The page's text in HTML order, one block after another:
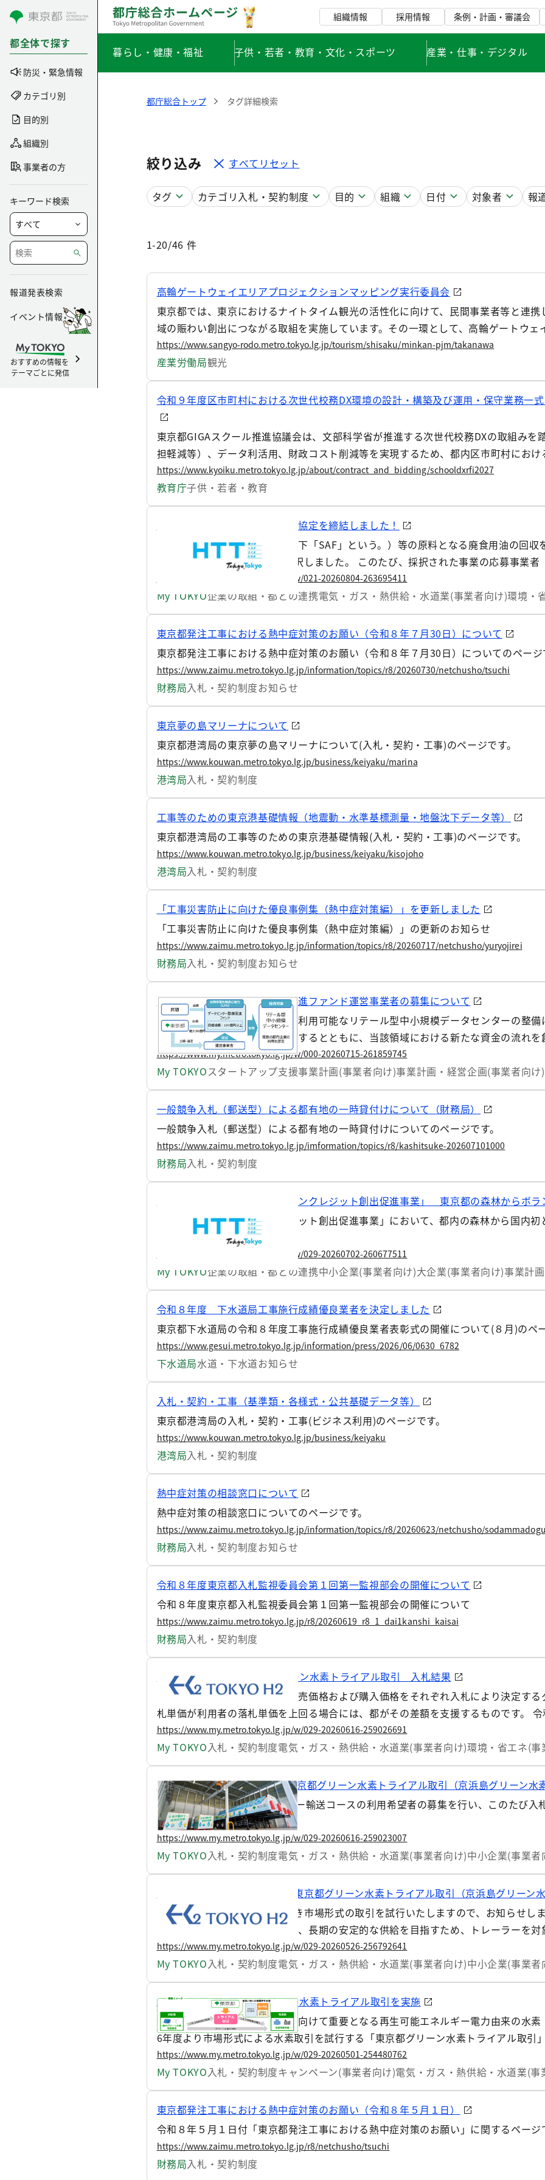
コンテンツにスキップ
都全体で探す
防災・緊急情報
カテゴリ別
目的別
組織別
事業者の方
キーワード検索
報道発表検索
イベント情報
おすすめの情報を
テーマごとに発信
組織情報 採用情報 条例・計画・審議会
暮らし・健康・福祉 子供・若者・教育・文化・スポーツ 産業・仕事・デジタル
都庁総合トップ タグ詳細検索
絞り込み すべてリセット
タグ カテゴリ 入札・契約制度 目的 組織 日付 対象者 報
1-20/46 件
高輪ゲートウェイエリアプロジェクションマッピング実行委員会
東京都では、東京におけるナイトタイム観光の活性化に向けて、民間事業者等と連
域の賑わい創出につながる取組を実施しています。その一環として、高輪ゲートウ
グのイベントを開催します。
https://www.sangyo-rodo.metro.tokyo.lg.jp/tourism/shisaku/minkan-pjm/takanawa
産業労働局観光
令和９年度区市町村における次世代校務DX環境の設計・構築及び運用・保守業務一
東京都GIGAスクール推進協議会は、文部科学省が推進する次世代校務DXの取組み
担軽減等）、データ利活用、財政コスト削減等を実現するため、都内区市町村にお
（RFI）を実施します。
https://www.kyoiku.metro.tokyo.lg.jp/about/contract_and_bidding/schooldxrfi2027
教育庁子供・若者・教育
廃食用油回収促進に係る事業の協定を締結しました！
都は、持続可能な航空燃料（以下「SAF」という。）等の原料となる廃食用油の回
業提案」を公募し、2事業を採択しました。 このたび、採択された事業の応募事業
したのでお知らせします。
https://www.my.metro.tokyo.lg.jp/w/021-20260804-263695411
My TOKYO企業の取組・都との連携電気・ガス・熱供給・水道業(事業者向け)環境・
東京都発注工事における熱中症対策のお願い（令和８年７月30日）について
東京都発注工事における熱中症対策のお願い（令和８年７月30日）についてのページ
https://www.zaimu.metro.tokyo.lg.jp/information/topics/r8/20260730/netchusho/tsuchi
財務局入札・契約制度お知らせ
東京夢の島マリーナについて
東京都港湾局の東京夢の島マリーナについて(入札・契約・工事)のページです。
https://www.kouwan.metro.tokyo.lg.jp/business/keiyaku/marina
港湾局入札・契約制度
工事等のための東京港基礎情報（地震動・水準基標測量・地盤沈下データ等）
東京都港湾局の工事等のための東京港基礎情報(入札・契約・工事)のページです。
https://www.kouwan.metro.tokyo.lg.jp/business/keiyaku/kisojoho
港湾局入札・契約制度
「工事災害防止に向けた優良事例集（熱中症対策編）」を更新しました
「工事災害防止に向けた優良事例集（熱中症対策編）」の更新のお知らせ
https://www.zaimu.metro.tokyo.lg.jp/information/topics/r8/20260717/netchusho/yuryojirei
財務局入札・契約制度お知らせ
官民連携データセンター整備促進ファンド運営事業者の募集について
都は、より多くの都内企業等が利用可能なリテール型中小規模データセンターの整
の技術開発や事業拡大を後押しするとともに、当該領域における新たな資金の流れ
につなげていくことを目指し、官民連携ファンドを創設します。 つきましては、本
遂行する運営事業者を下記のとおり募集しますので、お知らせいたします。
https://www.my.metro.tokyo.lg.jp/w/000-20260715-261859745
My TOKYOスタートアップ支援事業計画(事業者向け)事業計画・経営企画(事業者向け)
一般競争入札（郵送型）による都有地の一時貸付けについて（財務局）
一般競争入札（郵送型）による都有地の一時貸付けについてのページです。
https://www.zaimu.metro.tokyo.lg.jp/imformation/topics/r8/kashitsuke-202607101000
財務局入札・契約制度
国内初 「吸収・除去系カーボンクレジット創出促進事業」 東京都の森林からボ
「吸収・除去系カーボンクレジット創出促進事業」において、都内の森林から国内
ましたので、お知らせします。
https://www.my.metro.tokyo.lg.jp/w/029-20260702-260677511
My TOKYO企業の取組・都との連携中小企業(事業者向け)大企業(事業者向け)事業計
令和８年度 下水道局工事施行成績優良業者を決定しました
東京都下水道局の令和８年度工事施行成績優良業者表彰式の開催について(８月)のペ
https://www.gesui.metro.tokyo.lg.jp/information/press/2026/06/0630_6782
下水道局水道・下水道お知らせ
入札・契約・工事（基準類・各様式・公共基礎データ等）
東京都港湾局の入札・契約・工事(ビジネス利用)のページです。
https://www.kouwan.metro.tokyo.lg.jp/business/keiyaku
港湾局入札・契約制度
熱中症対策の相談窓口について
熱中症対策の相談窓口についてのページです。
https://www.zaimu.metro.tokyo.lg.jp/information/topics/r8/20260623/netchusho/
財務局入札・契約制度お知らせ
令和８年度東京都入札監視委員会第１回第一監視部会の開催について
令和８年度東京都入札監視委員会第１回第一監視部会の開催について
https://www.zaimu.metro.tokyo.lg.jp/r8/20260619_r8_1_dai1kanshi_kaisai
財務局入札・契約制度
令和8年度 第1回東京都グリーン水素トライアル取引 入札結果
この取組は、グリーン水素の販売価格および購入価格をそれぞれ入札により決定す
札単価が利用者の落札単価を上回る場合には、都がその差額を支援するものです。
たび入札を実施しましたので、その結果を公表します。
https://www.my.metro.tokyo.lg.jp/w/029-20260616-259026691
My TOKYO入札・契約制度電気・ガス・熱供給・水道業(事業者向け)環境・省エネ(事
地産地消の取組 令和8年度 東京都グリーン水素トライアル取引（京浜島グリーン水
今年度は5月25日からトレーラー輸送コースの利用希望者の募集を行い、このたび
す。
https://www.my.metro.tokyo.lg.jp/w/029-20260616-259023007
My TOKYO入札・契約制度電気・ガス・熱供給・水道業(事業者向け)中小企業(事業者
地産地消の取組！！令和8年度東京都グリーン水素トライアル取引（京浜島グリーン
令和8年度についても、引き続き市場形式の取引を試行いたしますので、お知らせ
業者を中小企業限定とするほか、長期の安定的な供給を目指すため、トレーラーを
https://www.my.metro.tokyo.lg.jp/w/029-20260526-256792641
My TOKYO入札・契約制度電気・ガス・熱供給・水道業(事業者向け)中小企業(事業者
令和8年度第1回東京都グリーン水素トライアル取引を実施
東京都は、脱炭素社会の実現に向けて重要となる再生可能エネルギー電力由来の水
6年度より市場形式による水素取引を試行する「東京都グリーン水素トライアル取引
は、長期の安定的な供給を目指し、8カ月間の輸送を試行します。つきましては、下
らせします。
https://www.my.metro.tokyo.lg.jp/w/029-20260501-254480762
My TOKYO入札・契約制度キャンペーン(事業者向け)電気・ガス・熱供給・水道業(事
東京都発注工事における熱中症対策のお願い（令和８年５月１日）
令和８年５月１日付「東京都発注工事における熱中症対策のお願い」に関するページ
https://www.zaimu.metro.tokyo.lg.jp/r8/netchusho/tsuchi
財務局入札・契約制度